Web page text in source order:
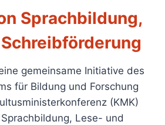
Sprachbildung,
gemeinsame Initiative des
für Bildung und Forschung
(KMK)
Lese- und